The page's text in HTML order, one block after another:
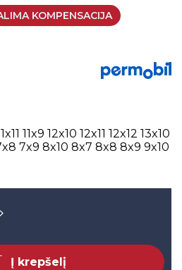
KOMPENSACIJA
11x9 12x10 12x11 12x12 13x10
7x9 8x10 8x7 8x8 8x9 9x10
Į krepšelį